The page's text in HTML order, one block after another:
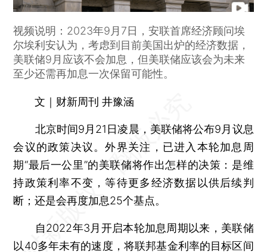
视频说明：2023年9月7日，安联首席经济顾问埃
尔埃利安认为，考虑到目前美国出炉的经济数据，
美联储9月应该不会加息，但美联储应该会为未来
至少还需再加息一次保留可能性。
文｜财新周刊 井豫涵
北京时间9月21日凌晨，美联储将公布9月议息
会议的政策决议。外界关注，已进入本轮加息周
期“最后一公里”的美联储将作出怎样的决策：是维
持政策利率不变，等待更多经济数据以供后续判
断；还是会再度加息25个基点。
自2022年3月开启本轮加息周期以来，美联储
以40多年未有的速度，将联邦基金利率的目标区间